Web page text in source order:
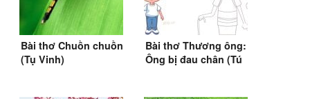
Bài thơ Chuồn chuồn
(Tụ Vinh)
Bài thơ Thương ông:
Ông bị đau chân (Tú